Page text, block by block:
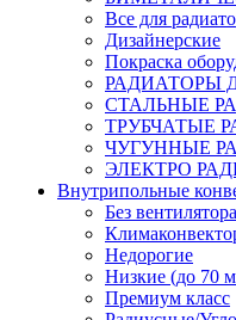
Все для
Дизайнерские
Покраска
РАДИАТОРЫ
СТАЛЬНЫЕ
ТРУБЧАТЫЕ
ЧУГУННЫЕ
ЭЛЕКТРО
Внутрипольные
Без вентилятора
Недорогие
Низкие (до 70
Премиум класс